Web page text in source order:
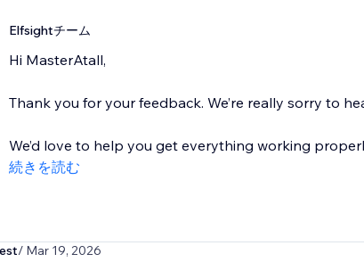
Elfsightチーム
Hi MasterAtall,
Thank you for your feedback. We’re really sorry to
We’d love to help you get everything working
続きを読む
/ Mar 19, 2026